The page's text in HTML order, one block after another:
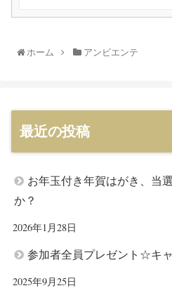
ホーム アンビエンテ
最近の投稿
お年玉付き年賀はがき、当
か？
2026年1月28日
参加者全員プレゼント☆キ
2025年9月25日